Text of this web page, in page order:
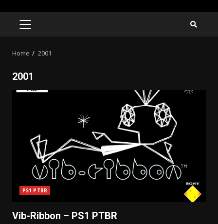
PRIMARY
Home 2001
2001
PS1 PTBR
Vib-Ribbon – PS1 PTBR